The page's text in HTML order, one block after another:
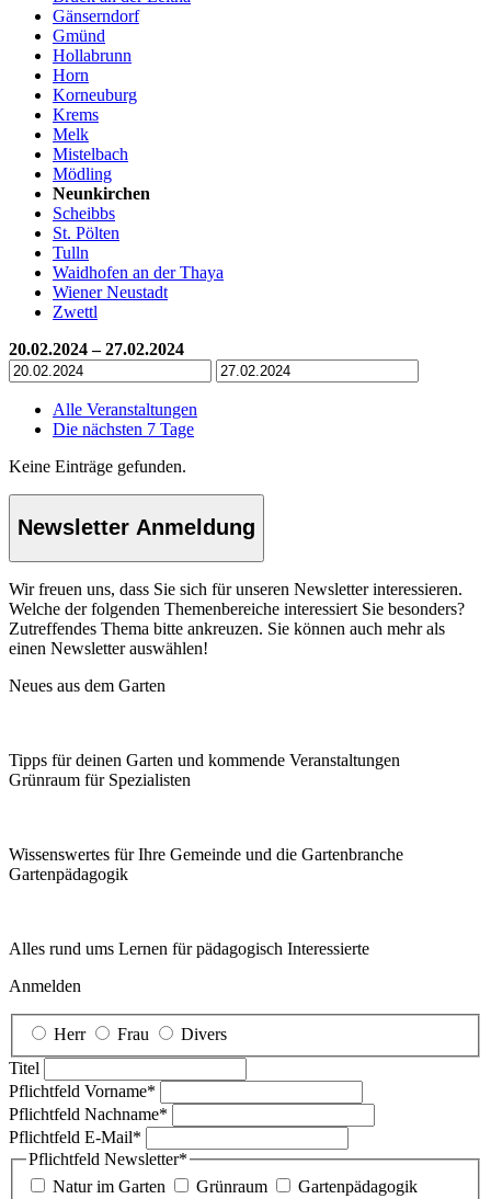
Gänserndorf
Gmünd
Hollabrunn
Horn
Korneuburg
Krems
Melk
Mistelbach
Mödling
Neunkirchen
Scheibbs
St. Pölten
Tulln
Waidhofen an der Thaya
Wiener Neustadt
Zwettl
20.02.2024 – 27.02.2024
Alle Veranstaltungen
Die nächsten 7 Tage
Keine Einträge gefunden.
Newsletter Anmeldung
Wir freuen uns, dass Sie sich für unseren Newsletter interessieren.
Welche der folgenden Themenbereiche interessiert Sie besonders?
Zutreffendes Thema bitte ankreuzen. Sie können auch mehr als
einen Newsletter auswählen!
Neues aus dem Garten
Tipps für deinen Garten und kommende Veranstaltungen
Grünraum für Spezialisten
Wissenswertes für Ihre Gemeinde und die Gartenbranche
Garten­pädagogik
Alles rund ums Lernen für pädagogisch Interessierte
Anmelden
Herr Frau
Divers
Titel
Pflichtfeld Vorname*
Pflichtfeld Nachname*
Pflichtfeld E-Mail*
Pflichtfeld Newsletter*
Natur im Garten
Grünraum
Gartenpädagogik